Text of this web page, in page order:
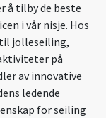
å tilby de beste
i vår nisje. Hos
jolleseiling,
på
av innovative
ledende
for seiling